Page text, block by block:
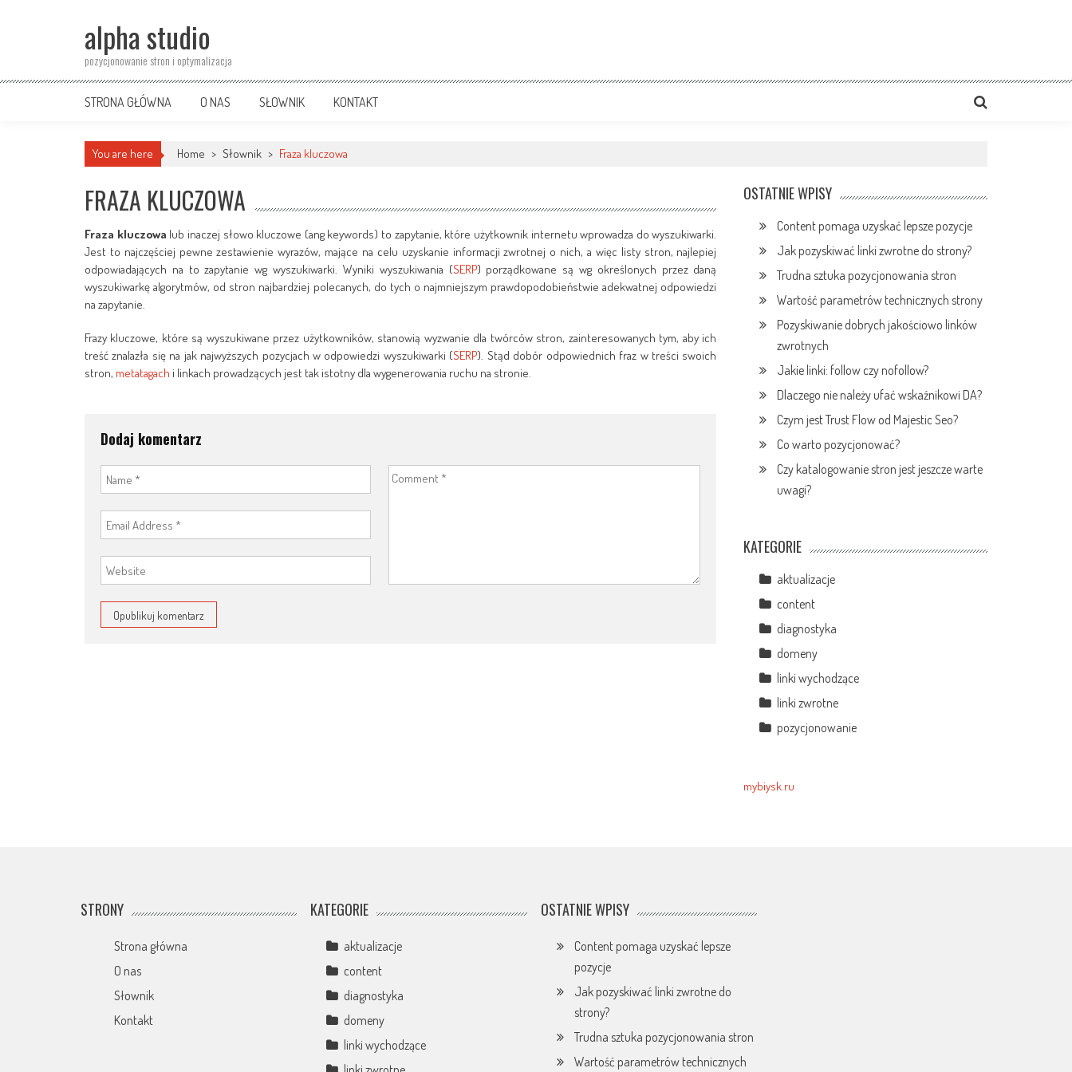
alpha studio
pozycjonowanie stron i optymalizacja
STRONA GŁÓWNA O NAS SŁOWNIK KONTAKT
You are here Home > Słownik > Fraza kluczowa
FRAZA KLUCZOWA
Fraza kluczowa lub inaczej słowo kluczowe (ang keywords) to zapytanie, które użytkownik internetu wprowadza do wyszukiwarki.
Jest to najczęściej pewne zestawienie wyrazów, mające na celu uzyskanie informacji zwrotnej o nich, a więc listy stron, najlepiej
odpowiadających na to zapytanie wg wyszukiwarki. Wyniki wyszukiwania (SERP) porządkowane są wg określonych przez daną
wyszukiwarkę algorytmów, od stron najbardziej polecanych, do tych o najmniejszym prawdopodobieństwie adekwatnej odpowiedzi
na zapytanie.
Frazy kluczowe, które są wyszukiwane przez użytkowników, stanowią wyzwanie dla twórców stron, zainteresowanych tym, aby ich
treść znalazła się na jak najwyższych pozycjach w odpowiedzi wyszukiwarki (SERP). Stąd dobór odpowiednich fraz w treści swoich
stron, metatagach i linkach prowadzących jest tak istotny dla wygenerowania ruchu na stronie.
Dodaj komentarz
OSTATNIE WPISY
Content pomaga uzyskać lepsze pozycje
Jak pozyskiwać linki zwrotne do strony?
Trudna sztuka pozycjonowania stron
Wartość parametrów technicznych strony
Pozyskiwanie dobrych jakościowo linków
zwrotnych
Jakie linki: follow czy nofollow?
Dlaczego nie należy ufać wskaźnikowi DA?
Czym jest Trust Flow od Majestic Seo?
Co warto pozycjonować?
Czy katalogowanie stron jest jeszcze warte
uwagi?
KATEGORIE
aktualizacje
content
diagnostyka
domeny
linki wychodzące
linki zwrotne
pozycjonowanie
mybiysk.ru
STRONY
Strona główna
O nas
Słownik
Kontakt
KATEGORIE
aktualizacje
content
diagnostyka
domeny
linki wychodzące
OSTATNIE WPISY
Content pomaga uzyskać lepsze
pozycje
Jak pozyskiwać linki zwrotne do
strony?
Trudna sztuka pozycjonowania stron
Wartość parametrów technicznych